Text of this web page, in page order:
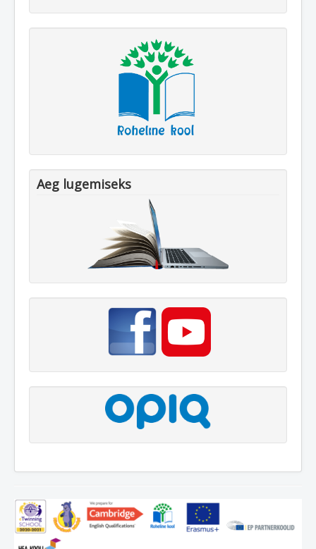
Aeg lugemiseks